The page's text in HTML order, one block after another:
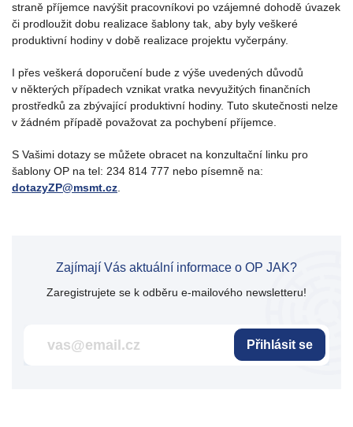
straně příjemce navýšit pracovníkovi po vzájemné dohodě úvazek
či prodloužit dobu realizace šablony tak, aby byly veškeré
produktivní hodiny v době realizace projektu vyčerpány.
I přes veškerá doporučení bude z výše uvedených důvodů
v některých případech vznikat vratka nevyužitých finančních
prostředků za zbývající produktivní hodiny. Tuto skutečnosti nelze
v žádném případě považovat za pochybení příjemce.
S Vašimi dotazy se můžete obracet na konzultační linku pro
šablony OP na tel: 234 814 777 nebo písemně na:
dotazyZP@msmt.cz
Zajímají Vás aktuální informace o OP JAK?
Zaregistrujete se k odběru e-mailového newsletteru!
Přihlásit se